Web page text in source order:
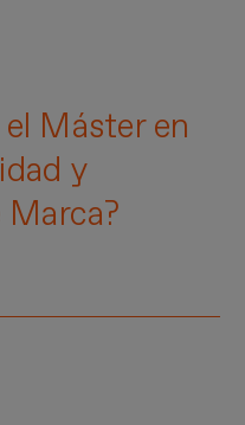
Máster en
y